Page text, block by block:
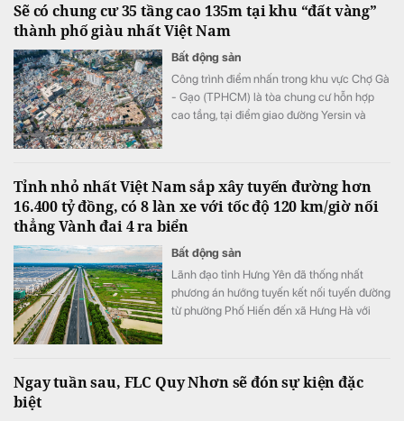
Sẽ có chung cư 35 tầng cao 135m tại khu “đất vàng”
thành phố giàu nhất Việt Nam
Bất động sản
Công trình điểm nhấn trong khu vực Chợ Gà
- Gạo (TPHCM) là tòa chung cư hỗn hợp
cao tầng, tại điểm giao đường Yersin và
Tỉnh nhỏ nhất Việt Nam sắp xây tuyến đường hơn
16.400 tỷ đồng, có 8 làn xe với tốc độ 120 km/giờ nối
thẳng Vành đai 4 ra biển
Bất động sản
Lãnh đạo tỉnh Hưng Yên đã thống nhất
phương án hướng tuyến kết nối tuyến đường
từ phường Phố Hiến đến xã Hưng Hà với
Ngay tuần sau, FLC Quy Nhơn sẽ đón sự kiện đặc
biệt